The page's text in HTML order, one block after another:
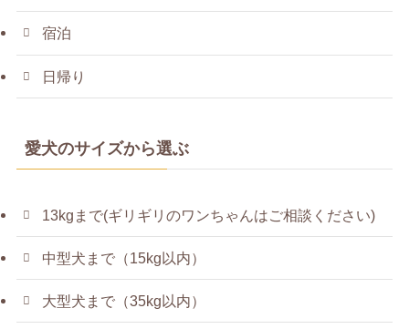
宿泊
日帰り
愛犬のサイズから選ぶ
13kgまで(ギリギリのワンちゃんはご相談ください)
中型犬まで（15kg以内）
大型犬まで（35kg以内）